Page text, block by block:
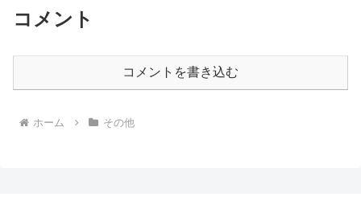
コメント
コメントを書き込む
ホーム その他